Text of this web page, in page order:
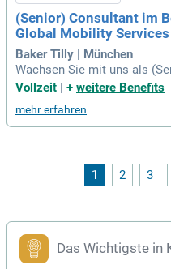
(Senior) Consultant im
Global Mobility
Baker Tilly | München
Wachsen Sie mit uns als
zialversicherung in
srechtlichen Fragen zu
schreitender
enten bei
erspruchsverfahren.
zu sein.
Vollzeit
+ weitere Benefits
mehr erfahren
1 2 3
Das Wichtigste in